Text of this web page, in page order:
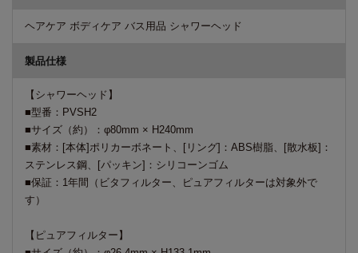
ヘアケア ボディケア バス用品 シャワーヘッド
製品仕様
【シャワーヘッド】
■型番：PVSH2
■サイズ（約）：φ80mm × H240mm
■素材：[本体]ポリカーボネート、[リング]：ABS樹脂、[散水板]：
ステンレス鋼、[パッキン]：シリコーンゴム
■保証：1年間（ビタフィルター、ピュアフィルターは対象外で
す）
【ピュアフィルター】